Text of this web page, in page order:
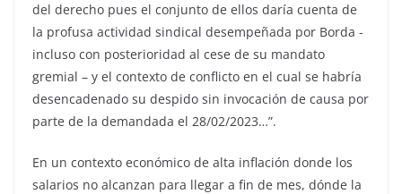
del derecho pues el conjunto de ellos daría cuenta de
la profusa actividad sindical desempeñada por Borda -
incluso con posterioridad al cese de su mandato
gremial – y el contexto de conflicto en el cual se habría
desencadenado su despido sin invocación de causa por
parte de la demandada el 28/02/2023…”.
En un contexto económico de alta inflación donde los
salarios no alcanzan para llegar a fin de mes, dónde la